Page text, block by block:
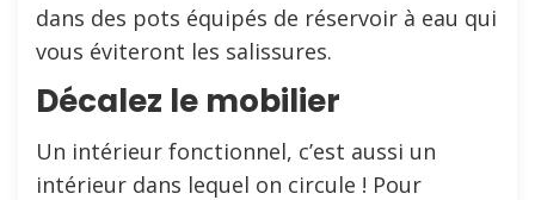
dans des pots équipés de réservoir à eau qui
vous éviteront les salissures.
Décalez le mobilier
Un intérieur fonctionnel, c’est aussi un
intérieur dans lequel on circule ! Pour